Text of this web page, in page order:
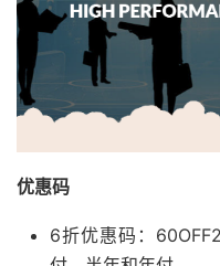
优惠码
6折优惠码：